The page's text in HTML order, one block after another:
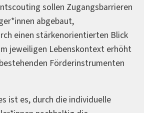
sollen Zugangsbarrieren
abgebaut,
einen stärkenorientierten Blick
jeweiligen Lebenskontext erhöht
Förderinstrumenten
ist es, durch die individuelle